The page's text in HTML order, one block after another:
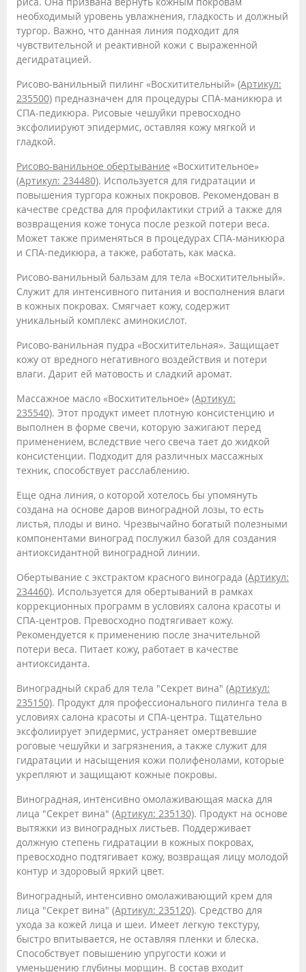
необходимый уровень увлажнения, гладкость и должный
тургор. Важно, что данная линия подходит для
чувствительной и реактивной кожи с выраженной
дегидратацией.
Рисово-ванильный пилинг «Восхитительный» (Артикул:
235500) предназначен для процедуры СПА-маникюра и
СПА-педикюра. Рисовые чешуйки превосходно
эксфолиируют эпидермис, оставляя кожу мягкой и
гладкой.
Рисово-ванильное обертывание «Восхитительное»
(Артикул: 234480). Используется для гидратации и
повышения тургора кожных покровов. Рекомендован в
качестве средства для профилактики стрий а также для
возвращения коже тонуса после резкой потери веса.
Может также применяться в процедурах СПА-маникюра
и СПА-педикюра, а также, работать, как маска.
Рисово-ванильный бальзам для тела «Восхитительный».
Служит для интенсивного питания и восполнения влаги
в кожных покровах. Смягчает кожу, содержит
уникальный комплекс аминокислот.
Рисово-ванильная пудра «Восхитительная». Защищает
кожу от вредного негативного воздействия и потери
влаги. Дарит ей матовость и сладкий аромат.
Массажное масло «Восхитительное» (Артикул:
235540). Этот продукт имеет плотную консистенцию и
выполнен в форме свечи, которую зажигают перед
применением, вследствие чего свеча тает до жидкой
консистенции. Подходит для различных массажных
техник, способствует расслаблению.
Еще одна линия, о которой хотелось бы упомянуть
создана на основе даров виноградной лозы, то есть
листья, плоды и вино. Чрезвычайно богатый полезными
компонентами виноград послужил базой для создания
антиоксидантной виноградной линии.
Обертывание с экстрактом красного винограда (Артикул:
234460). Используется для обертываний в рамках
коррекционных программ в условиях салона красоты и
СПА-центров. Превосходно подтягивает кожу.
Рекомендуется к применению после значительной
потери веса. Питает кожу, работает в качестве
антиоксиданта.
Виноградный скраб для тела "Секрет вина" (Артикул:
235150). Продукт для профессионального пилинга тела в
условиях салона красоты и СПА-центра. Тщательно
эксфолиирует эпидермис, устраняет омертвевшие
роговые чешуйки и загрязнения, а также служит для
гидратации и насыщения кожи полифенолами, которые
укрепляют и защищают кожные покровы.
Виноградная, интенсивно омолаживающая маска для
лица "Секрет вина" (Артикул: 235130). Продукт на основе
вытяжки из виноградных листьев. Поддерживает
должную степень гидратации в кожных покровах,
превосходно подтягивает кожу, возвращая лицу молодой
контур и здоровый яркий цвет.
Виноградный, интенсивно омолаживающий крем для
лица "Секрет вина" (Артикул: 235120). Средство для
ухода за кожей лица и шеи. Имеет легкую текстуру,
быстро впитывается, не оставляя пленки и блеска.
Способствует повышению упругости кожи и
уменьшению глубины морщин. В состав входит